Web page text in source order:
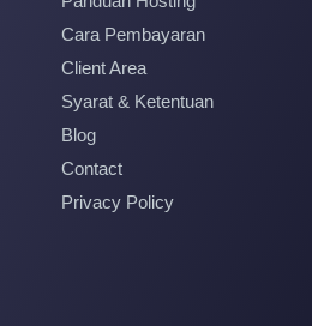
Cara Pembayaran
Client Area
Syarat & Ketentuan
Blog
Contact
Privacy Policy